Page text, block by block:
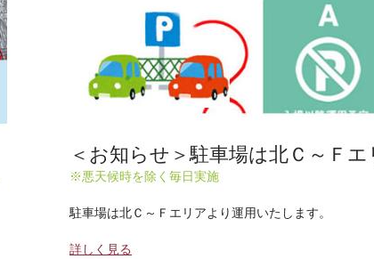
＜お知らせ＞駐車場は北Ｃ～Ｆ
※悪天候時を除く毎日実施
駐車場は北Ｃ～Ｆエリアより運用いたします。
詳しく見る